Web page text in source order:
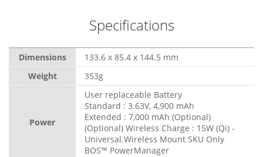
Specifications
Dimensions
133.6 x 85.4 x 144.5 mm
Weight
353g
Power
User replaceable Battery
Standard : 3.63V, 4,900 mAh
Extended : 7,000 mAh (Optional)
(Optional) Wireless Charge : 15W (Qi) -
Universal.Wireless Mount SKU Only
BOS™ PowerManager